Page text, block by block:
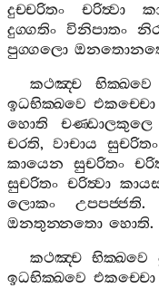
දුච‍්චරිතං
චරිත්‍වා
දුග‍්ගතිං විනිපාතං
පුග‍්ගලො
කථඤ‍්ච
භික‍්ඛවෙ
ඉධභික‍්ඛවෙ එකච‍්චො
හොති
චණ‍්ඩාලකුලෙ
චරති,වාචාය සුචරිතං
කායෙන
සුචරිතං
සුචරිතං චරිත්‍වා
ලොකං
උපපජ‍්ජති.
ඔනතුන‍්නතො හොති.
කථඤ‍්ච භික‍්ඛවෙ
ඉධභික‍්ඛවෙ එකච‍්චො